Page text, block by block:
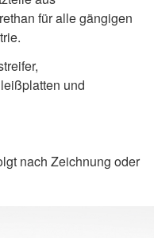
für alle gängigen
und
nach Zeichnung oder